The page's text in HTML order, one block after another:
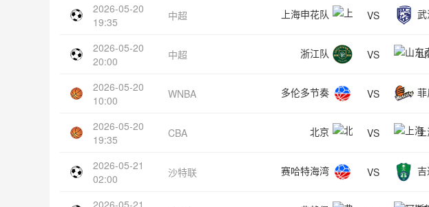
2026-05-20
19:35
中超 上海申花队 VS 武
2026-05-20
20:00
中超 浙江队 VS 山
2026-05-20
10:00
WNBA 多伦多节奏 VS
2026-05-20
19:35
CBA 北京 VS
2026-05-21
02:00
沙特联 赛哈特海湾 VS
2026-05-21